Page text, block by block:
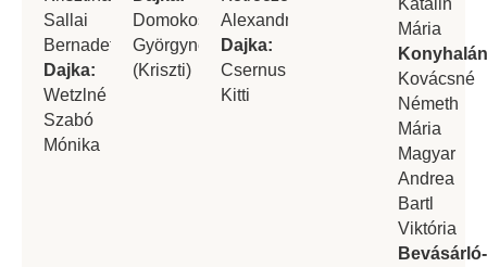
Sallai
Bernadett
Dajka:
Wetzlné
Szabó
Mónika
Domokos
Györgyné
(Kriszti)
Alexandra
Dajka:
Csernus
Kitti
Mária
Kovácsné
Németh
Mária
Magyar
Andrea
Bartl
Viktória
Bevásárló-